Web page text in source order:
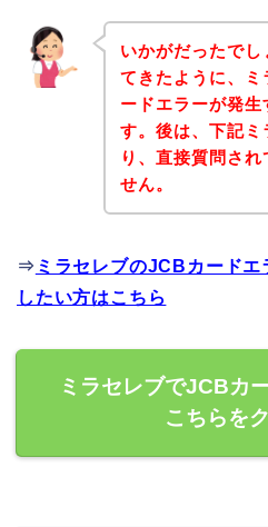
いかがだったで
てきたように、
ードエラーが発生
す。後は、下記ミ
り、直接質問さ
せん。
⇒ ミラセレブのJCBカード
したい方はこちら
ミラセレブでJCBカ
こちらを